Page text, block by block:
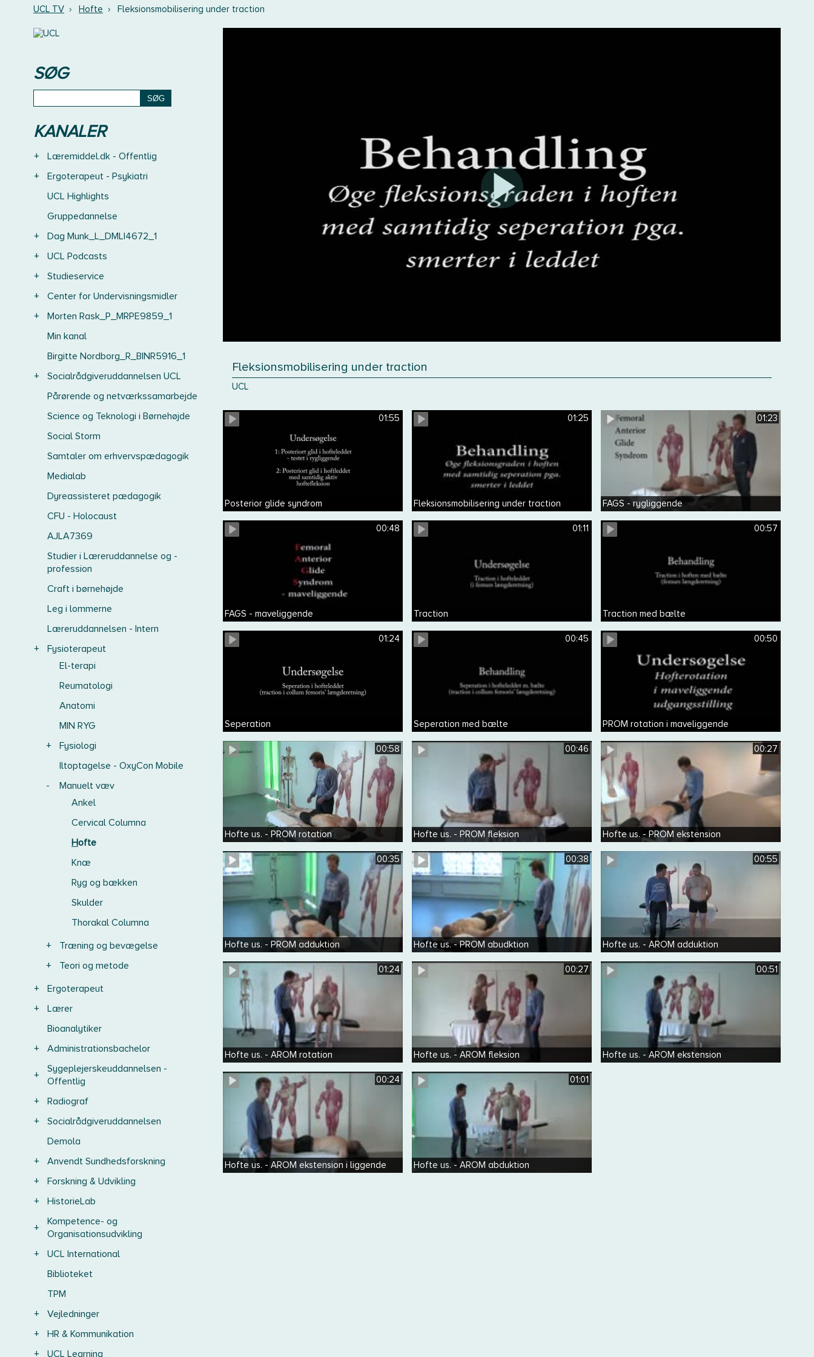
UCL TV › Hofte › Fleksionsmobilisering under traction
SØG
KANALER
+
Læremiddel.dk - Offentlig
+
Ergoterapeut - Psykiatri
UCL Highlights
Gruppedannelse
+
Dag Munk_L_DMLI4672_1
+
UCL Podcasts
+
Studieservice
+
Center for Undervisningsmidler
+
Morten Rask_P_MRPE9859_1
Min kanal
Birgitte Nordborg_R_BINR5916_1
+
Socialrådgiveruddannelsen UCL
Pårørende og netværkssamarbejde
Science og Teknologi i Børnehøjde
Social Storm
Samtaler om erhvervspædagogik
Medialab
Dyreassisteret pædagogik
CFU - Holocaust
AJLA7369
Studier i Læreruddannelse og -
profession
Craft i børnehøjde
Leg i lommerne
Læreruddannelsen - Intern
+
Fysioterapeut
El-terapi
Reumatologi
Anatomi
MIN RYG
+
Fysiologi
Iltoptagelse - OxyCon Mobile
-
Manuelt væv
Ankel
Cervical Columna
Hofte
Knæ
Ryg og bækken
Skulder
Thorakal Columna
+
Træning og bevægelse
+
Teori og metode
+
Ergoterapeut
+
Lærer
Bioanalytiker
+
Administrationsbachelor
+
Sygeplejerskeuddannelsen -
Offentlig
+
Radiograf
+
Socialrådgiveruddannelsen
Demola
+
Anvendt Sundhedsforskning
+
Forskning & Udvikling
+
HistorieLab
+
Kompetence- og
Organisationsudvikling
+
UCL International
Biblioteket
TPM
+
Vejledninger
+
HR & Kommunikation
+
UCL Learning
Fleksionsmobilisering under traction
UCL
01:55
Posterior glide syndrom
01:25
Fleksionsmobilisering under traction
01:23
FAGS - rygliggende
00:48
FAGS - maveliggende
01:11
Traction
00:57
Traction med bælte
01:24
Seperation
00:45
Seperation med bælte
00:50
PROM rotation i maveliggende
00:58
Hofte us. - PROM rotation
00:46
Hofte us. - PROM fleksion
00:27
Hofte us. - PROM ekstension
00:35
Hofte us. - PROM adduktion
00:38
Hofte us. - PROM abudktion
00:55
Hofte us. - AROM adduktion
01:24
Hofte us. - AROM rotation
00:27
Hofte us. - AROM fleksion
00:51
Hofte us. - AROM ekstension
00:24
Hofte us. - AROM ekstension i liggende
01:01
Hofte us. - AROM abduktion